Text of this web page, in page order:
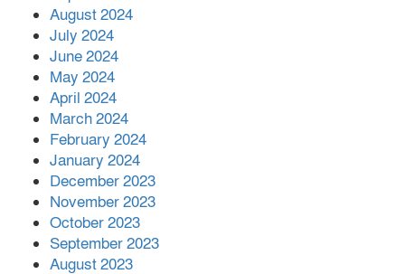
August 2024
July 2024
June 2024
May 2024
April 2024
March 2024
February 2024
January 2024
December 2023
November 2023
October 2023
September 2023
August 2023